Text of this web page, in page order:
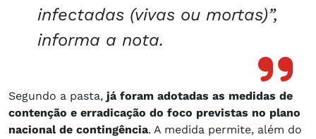
infectadas (vivas ou mortas)”,
informa a nota.
Segundo a pasta, já foram adotadas as medidas de
contenção e erradicação do foco previstas no plano
nacional de contingência. A medida permite, além do